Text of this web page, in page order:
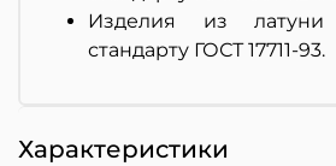
Изделия из латуни
стандарту ГОСТ 17711-93.
Характеристики